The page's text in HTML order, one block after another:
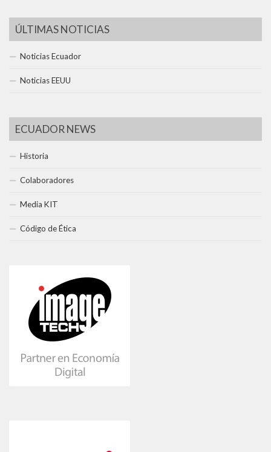
ÚLTIMAS NOTICIAS
Noticias Ecuador
Noticias EEUU
ECUADOR NEWS
Historia
Colaboradores
Media KIT
Código de Ética